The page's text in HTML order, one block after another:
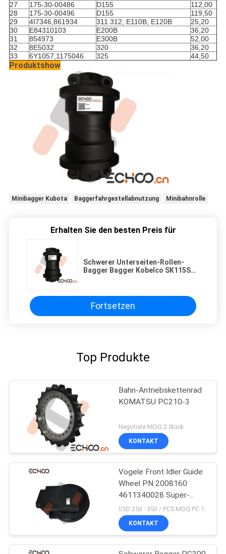
27
175-30-00486 D155
112,00
28
175-30-00496 D155
119,50
29
4I7346,861934 311.312, E110B, E120B
25,20
30
E84310103 E200B
36,20
31
854973 E300B
52,00
32
8E5032 320
36,20
33
6Y1057,1175046 325 44,50
Produktshow
Minibagger Kubota Baggerfahrgestellabnutzung Minibahnrolle
Erhalten Sie den besten Preis für
Schwerer Unterseiten-Rollen-
Bagger Bagger Kobelco SK115SR
Fortsetzen
Top Produkte
Bahn-Antriebskettenrad
KOMATSU PC210-3
Negotiate MOQ:2 Stück
KONTAKT
Vogele Front Idler Guide
Wheel PN 2008160
4611340028 Super-
S1800-1
USD 250 - 350 / PCS MOQ:PC 1
KONTAKT